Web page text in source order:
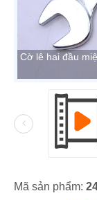
Cờ lê hai đầu
Mã sản phẩm: